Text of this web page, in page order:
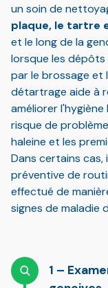
un soin de
plaque, le tartre
et le long de la
lorsque les dépôts
par le brossage et
détartrage aide à
améliorer
risque de
haleine et les
Dans certains cas,
préventive de
effectué de
signes de maladie